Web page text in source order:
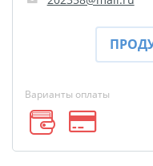
Сумки подарочные
Фото на дереве
Светильник с фото
Косметичка
Детские футболки
Варианты оплаты